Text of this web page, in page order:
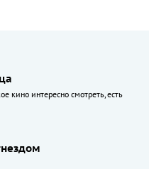
кино интересно смотреть, есть